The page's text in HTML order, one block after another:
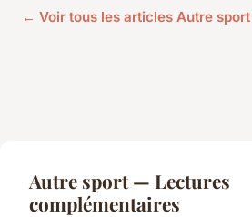
← Voir tous les articles Autre sport
Autre sport — Lectures
complémentaires